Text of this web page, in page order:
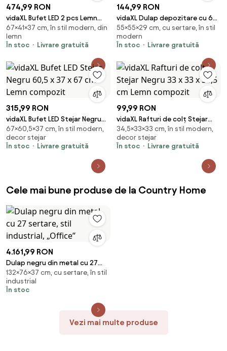
474,99 RON
vidaXL Bufet LED 2 pcs Lemn
vechi 41 x 37 x 67 cm Lemn
compozit
67×41×37 cm, în stil modern, din
lemn
În stoc
Livrare gratuită
144,99 RON
vidaXL Dulap depozitare cu 6
sertare, gri, 55x29x55 cm, oțel
55×55×29 cm, cu sertare, în stil
modern
În stoc
Livrare gratuită
315,99 RON
vidaXL Bufet LED Stejar Negru
60,5 x 37 x 67 cm Lemn
compozit
67×60,5×37 cm, în stil modern,
decor stejar
În stoc
Livrare gratuită
99,99 RON
vidaXL Rafturi de colț Stejar
Negru 33 x 33 x 34,5 cm Lemn
compozit
34,5×33×33 cm, în stil modern,
decor stejar
În stoc
Livrare gratuită
Cele mai bune produse de la Country Home
4.161,99 RON
Dulap negru din metal cu 27
sertare, stil industrial, „Office”
132×76×37 cm, cu sertare, în stil
industrial
În stoc
Vezi mai multe produse